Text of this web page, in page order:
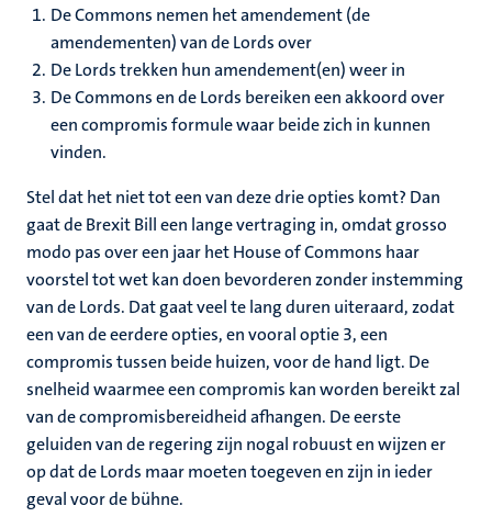
De Commons nemen het amendement (de
amendementen) van de Lords over
De Lords trekken hun amendement(en) weer in
De Commons en de Lords bereiken een akkoord over
een compromis formule waar beide zich in kunnen
vinden.
Stel dat het niet tot een van deze drie opties komt? Dan
gaat de Brexit Bill een lange vertraging in, omdat grosso
modo pas over een jaar het House of Commons haar
voorstel tot wet kan doen bevorderen zonder instemming
van de Lords. Dat gaat veel te lang duren uiteraard, zodat
een van de eerdere opties, en vooral optie 3, een
compromis tussen beide huizen, voor de hand ligt. De
snelheid waarmee een compromis kan worden bereikt zal
van de compromisbereidheid afhangen. De eerste
geluiden van de regering zijn nogal robuust en wijzen er
op dat de Lords maar moeten toegeven en zijn in ieder
geval voor de bühne.